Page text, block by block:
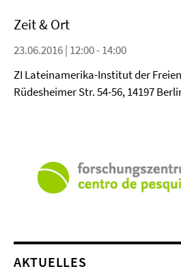
Zeit & Ort
23.06.2016 | 12:00 - 14:00
ZI Lateinamerika-Institut der
Rüdesheimer Str. 54-56, 14197
AKTUELLES